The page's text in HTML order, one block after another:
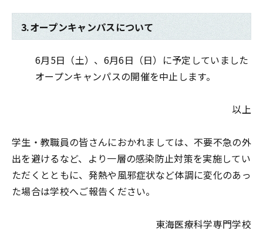
3.オープンキャンパスについて
6月5日（土）、6月6日（日）に予定していました
オープンキャンパスの開催を中止します。
以上
学生・教職員の皆さんにおかれましては、不要不急の外
出を避けるなど、より一層の感染防止対策を実施してい
ただくとともに、発熱や風邪症状など体調に変化のあっ
た場合は学校へご報告ください。
東海医療科学専門学校